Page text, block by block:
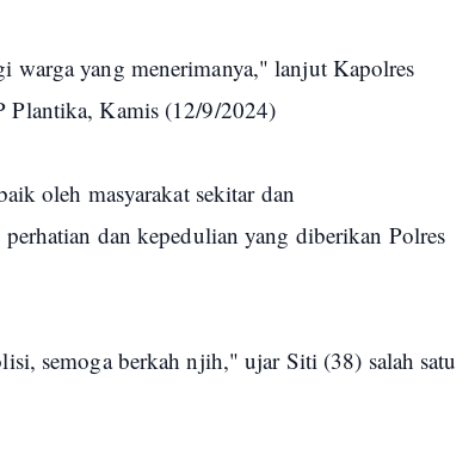
warga yang menerimanya," lanjut Kapolres
Plantika, Kamis (12/9/2024)
oleh masyarakat sekitar dan
dan kepedulian yang diberikan Polres
semoga berkah njih," ujar Siti (38) salah satu